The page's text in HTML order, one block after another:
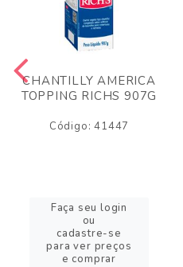
CHANTILLY AMERICA
TOPPING RICHS 907G
Código: 41447
Faça seu login
ou
cadastre-se
para ver preços
e comprar